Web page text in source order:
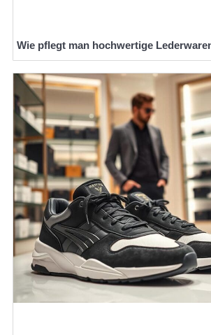
Wie pflegt man hochwertige